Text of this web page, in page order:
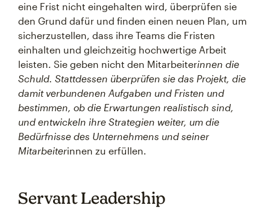
eine Frist nicht eingehalten wird, überprüfen sie
den Grund dafür und finden einen neuen Plan, um
sicherzustellen, dass ihre Teams die Fristen
einhalten und gleichzeitig hochwertige Arbeit
leisten. Sie geben nicht den Mitarbeiterinnen die
Schuld. Stattdessen überprüfen sie das Projekt, die
damit verbundenen Aufgaben und Fristen und
bestimmen, ob die Erwartungen realistisch sind,
und entwickeln ihre Strategien weiter, um die
Bedürfnisse des Unternehmens und seiner
Mitarbeiterinnen zu erfüllen.
Servant Leadership